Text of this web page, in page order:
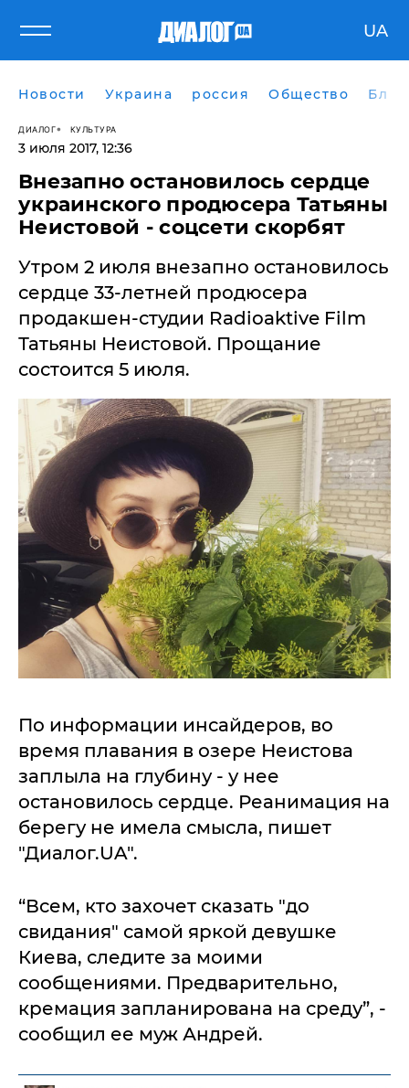
UA
Новости Украина россия Общество
ДИАЛОГ КУЛЬТУРА
3 июля 2017, 12:36
Внезапно остановилось сердце
украинского продюсера Татьяны
Неистовой - соцсети скорбят
​Утром 2 июля внезапно остановилось
сердце 33-летней продюсера
продакшен-студии Radioaktive Film
Татьяны Неистовой. Прощание
состоится 5 июля.
По информации инсайдеров, во
время плавания в озере Неистова
заплыла на глубину - у нее
остановилось сердце. Реанимация на
берегу не имела смысла, пишет
"Диалог.UA".
“Всем, кто захочет сказать "до
свидания" самой яркой девушке
Киева, следите за моими
сообщениями. Предварительно,
кремация запланирована на среду”, -
сообщил ее муж Андрей.